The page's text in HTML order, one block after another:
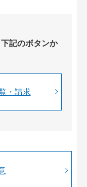
記のボタンか
・請求